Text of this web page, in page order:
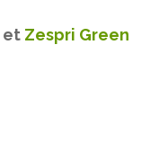
et Zespri Green